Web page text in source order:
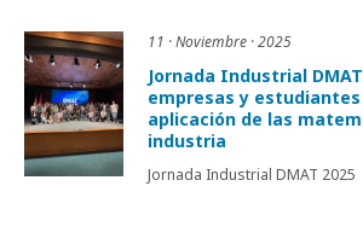
11 · Noviembre · 2025
Jornada Industrial
empresas y
aplicación de las
industria
Jornada Industrial DMAT 2025